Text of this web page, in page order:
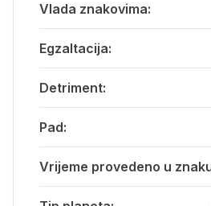
Vlada znakovima:
Egzaltacija:
Detriment:
Pad:
Vrijeme provedeno u